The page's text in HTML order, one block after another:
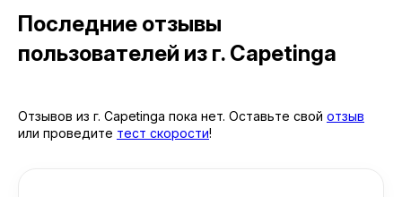
Последние отзывы
пользователей из г. Capetinga
Отзывов из г. Capetinga пока нет. Оставьте свой отзыв
или проведите тест скорости!